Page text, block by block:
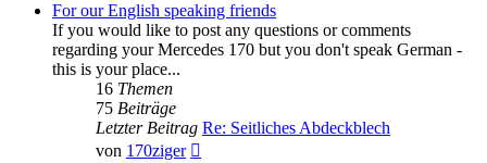
For our English speaking friends
If you would like to post any questions or comments
regarding your Mercedes 170 but you don't speak German -
this is your place...
16 Themen
75 Beiträge
Letzter Beitrag Re: Seitliches Abdeckblech
von 170ziger